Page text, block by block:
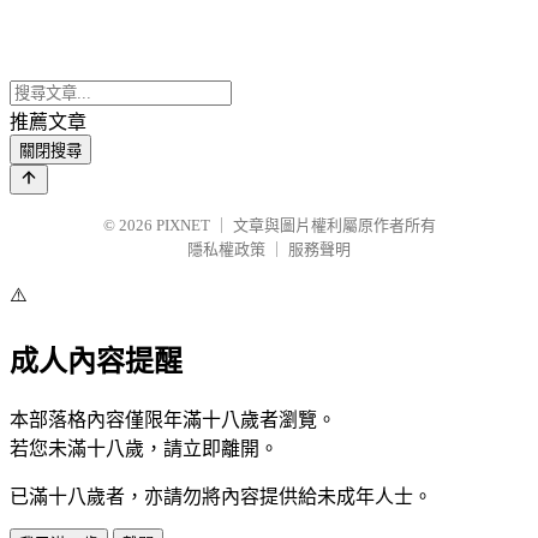
推薦文章
關閉搜尋
© 2026 PIXNET
文章與圖片權利屬原作者所有
隱私權政策
服務聲明
⚠️
成人內容提醒
本部落格內容僅限年滿十八歲者瀏覽。
若您未滿十八歲，請立即離開。
已滿十八歲者，亦請勿將內容提供給未成年人士。